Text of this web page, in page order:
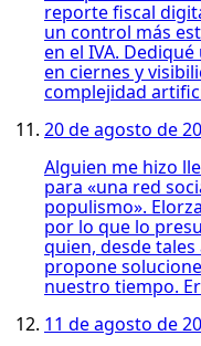
reporte fiscal
un control más
en el IVA.
en ciernes y
complejidad
20 de agosto de
Alguien me hizo
para «una red
populismo».
por lo que lo
quien, desde
propone
nuestro tiempo.
11 de agosto de